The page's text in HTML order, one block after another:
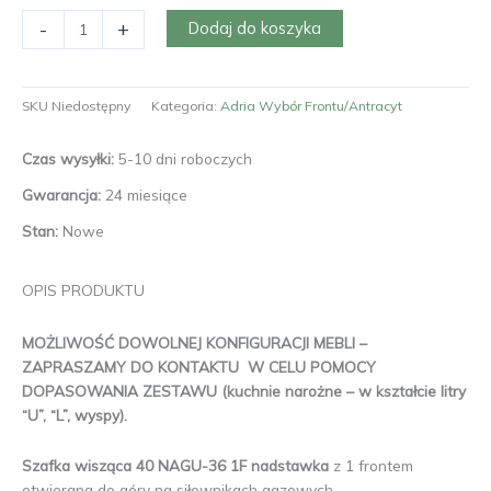
- + Dodaj do koszyka
SKU Niedostępny Kategoria: Adria Wybór Frontu/Antracyt
Czas wysyłki: 5-10 dni roboczych
Gwarancja: 24 miesiące
Stan: Nowe
OPIS PRODUKTU
MOŻLIWOŚĆ DOWOLNEJ KONFIGURACJI MEBLI –
ZAPRASZAMY DO KONTAKTU W CELU POMOCY
DOPASOWANIA ZESTAWU (kuchnie narożne – w kształcie litry
“U”, “L”, wyspy).
Szafka wisząca 40 NAGU-36 1F nadstawka z 1 frontem